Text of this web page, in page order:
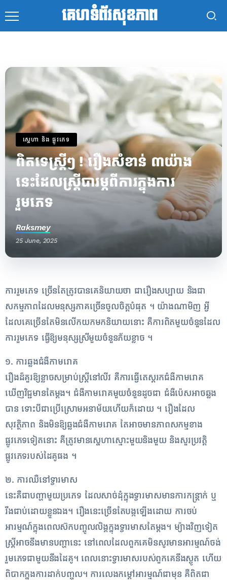
គេហទំព័រសុខភាព
ស្នេហា និង ផ្លូវភេទ
​ពិតទេស្ត្រីៗ ! រឿងសំខាន់ ៣យ៉ាង
នេះដែលស្រ្តីបារម្ភពីការក្នុងការ
រួមភេទ
Raksmey
25 June, 2025
ការ​រួមភេទ ច្រើន​តែ​ត្រូវបាន​គេ​និយាយថា ជា​រឿង​សប្បាយ និង​ជា​
សកម្មភាព​ដែល​មនុស្ស​ភាគច្រើន​ចូលចិត្ត​បំផុត​ ។ យ៉ាងណាមិញ អ្វី​
ដែល​គេ​ច្រើន​តែ​មិន​លើកយក​មក​និយាយ​នោះ គឺ​ការ​ពិត​មួយចំនួន​ដែល​
ការ​រួមភេទ ធ្វើឱ្យមនុស្ស​ស្រី​មួយ​ចំនួន​ភ័យខ្លាច ​។​
១. ការឆ្លង​ជំងឺ​កាមរោគ​
​រឿង​ដ៏​គួរឱ្យខ្លាច​សម្រាប់​ស្ត្រី​នៅ​លីវ គឺ​ការ​ធ្វើ​តេស្ត​រក​ជំងឺ​កាមរោគ​
ឃើញ​វិជ្ជមាន​តែម្តង​។ ជំងឺ​កាមរោគ​មួយចំនួនដូចជា ជំងឺប៉េស​អាច​ឆ្លង​
បាន ទោះបីជា​ប្រើ​ស្រោមអនាម័យ​ហើយ​ក៏​ដោយ​ ។ រឿង​ដែល​
សុវត្ថិភាព និង​មិន​ឱ្យ​ឆ្លង​ជំងឺ​កាមរោគ តែ​អាច​មាន​ភាព​សកម្ម​ខាង​
ផ្លូវភេទ​ទៀត​នោះ គឺ​ត្រូវមាន​ស្នេហា​ស្មោះ​មួ​យ​និង​មួយ និង​សួរ​ប្រវត្តិ​
ផ្លូវភេទ​របស់​ដៃគូ​ផង ​។
២. ការឈឺ​នៅ​ទ្វារមាស​
​នេះ​គឺជា​បញ្ហា​មួយ​ប្រភេទ ដែល​សាច់ដុំ​ក្នុង​ទ្វារមាស​មានការ​កន្ត្រាក់ ឬ​
រឹង​ជាប់​ដោយ​ខ្លួនឯង​។ រឿង​នេះ​ច្រើនតែ​បង្កឡើង​ដោយ ការ​ថប់​
អារម្មណ៍​ក្នុងពេល​ស៊ក​បញ្ចូល​លិង្គ​ក្នុង​ទ្វារមាស​តែម្តង​។ ម្យ៉ាងវិញទៀត
ស្រ្តីអាចនឹងមានបញ្ហានេះ នៅពេលដែលពួកគេមិនសូវមានអារម្មណ៍ចង់
រួមភេទជាមួយនឹងដៃគូ។ ពេលនោះទ្វារមាសរបស់ពួកគេនឹងស្ងូត ហើយ
ពិបាកក្នុងការដាក់បញ្ចូល។ ការលេងកម្តៅអារម្មណ៍ជាមុន គឺពិតជា